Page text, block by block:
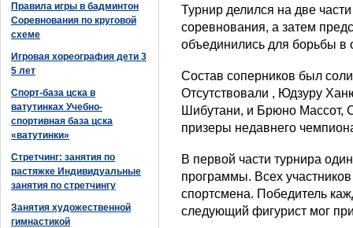
Правила игры в бадминтон
Соревнования по круговой
схеме
Игровая хореография дети 3
5 лет
Спорт-база цска в
ватутинках Учебно-
спортивная база цска
«ватутинки»
Стретчинг: занятия по
растяжке Индивидуальные
занятия по стретчингу
Занятия художественной
гимнастикой
Турнир делился на две
соревнования, а затем
объединились для борьбы в
Состав соперников был
Отсутствовали , Юдзуру
Шибутани, и Брюно Массот,
призеры недавнего
В первой части турнира
программы. Всех
спортсмена. Победитель
следующий фигурист мог